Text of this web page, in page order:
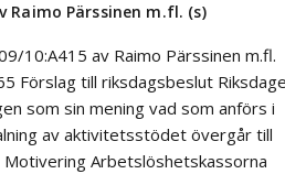
Raimo Pärssinen m.fl. (s)
10:A415 av Raimo Pärssinen m.fl.
Förslag till riksdagsbeslut
som sin mening vad som anförs i
av aktivitetsstödet övergår till
Arbetslöshetskassorna